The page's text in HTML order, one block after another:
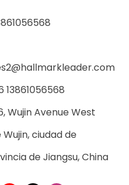
Wujin Avenue West
ciudad de
de Jiangsu, China